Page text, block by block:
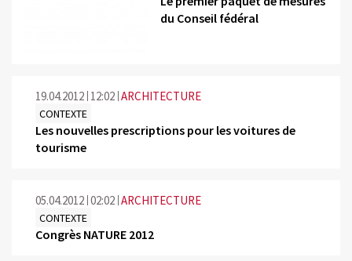
du Conseil fédéral
19.04.2012 12:02 ARCHITECTURE
CONTEXTE
Les nouvelles prescriptions pour les voitures de
tourisme
05.04.2012 02:02 ARCHITECTURE
CONTEXTE
Congrès NATURE 2012